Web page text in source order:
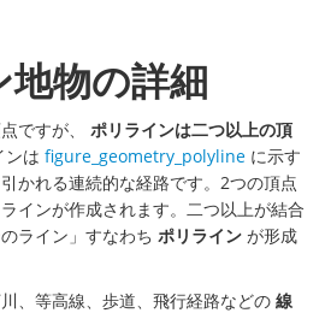
物の詳細
ですが、 ポリラインは二つ以上の頂
ンは figure_geometry_polyline に示す
かれる連続的な経路です。2つの頂点
インが作成されます。二つ以上が結合
ライン」すなわち ポリライン が形成
、等高線、歩道、飛行経路などの 線